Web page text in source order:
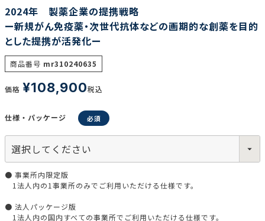
リセット
2024年 製薬企業の提携戦略
ー新規がん免疫薬・次世代抗体などの画期的な創薬を目的
とした提携が活発化ー
商品番号 mr310240635
価格 ¥108,900税込
仕様・パッケージ
● 事業所内限定版
1法人内の1事業所のみでご利用いただける仕様です。
● 法人パッケージ版
1法人内の国内すべての事業所でご利用いただける仕様です。